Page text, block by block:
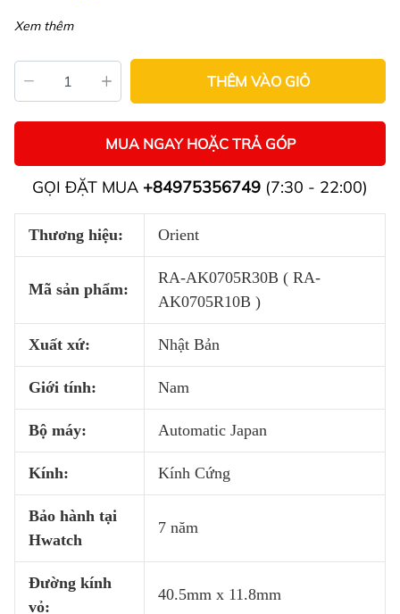
Xem thêm
THÊM VÀO GIỎ
MUA NGAY HOẶC TRẢ GÓP
GỌI ĐẶT MUA +84975356749 (7:30 - 22:00)
Thương hiệu: Orient
Mã sản phẩm:
RA-AK0705R30B ( RA-
AK0705R10B )
Xuất xứ: Nhật Bản
Giới tính: Nam
Bộ máy: Automatic Japan
Kính: Kính Cứng
Bảo hành tại
Hwatch
7 năm
Đường kính
vỏ:
40.5mm x 11.8mm